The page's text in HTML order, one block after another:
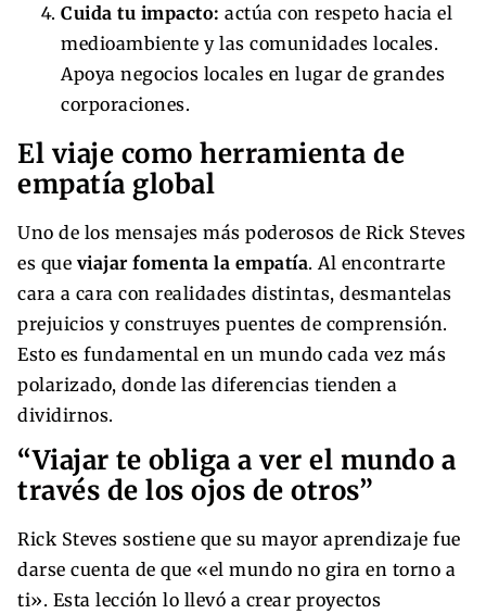
Cuida tu impacto: actúa con respeto hacia el
medioambiente y las comunidades locales.
Apoya negocios locales en lugar de grandes
corporaciones.
El viaje como herramienta de
empatía global
Uno de los mensajes más poderosos de Rick Steves
es que viajar fomenta la empatía. Al encontrarte
cara a cara con realidades distintas, desmantelas
prejuicios y construyes puentes de comprensión.
Esto es fundamental en un mundo cada vez más
polarizado, donde las diferencias tienden a
dividirnos.
“Viajar te obliga a ver el mundo a
través de los ojos de otros”
Rick Steves sostiene que su mayor aprendizaje fue
darse cuenta de que «el mundo no gira en torno a
ti». Esta lección lo llevó a crear proyectos